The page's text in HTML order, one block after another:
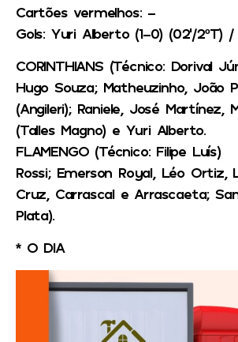
Cartões vermelhos: –
Gols: Yuri Alberto (1-0) (02’/2ºT) /
CORINTHIANS (Técnico: Dorival
Hugo Souza; Matheuzinho, João
(Angileri); Raniele, José Martínez,
(Talles Magno) e Yuri Alberto.
FLAMENGO (Técnico: Filipe Luís)
Rossi; Emerson Royal, Léo Ortiz,
Cruz, Carrascal e Arrascaeta;
Plata).
* O DIA